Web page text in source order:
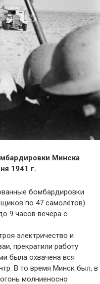
Минска
1941 г.
бомбардировки
по 47 самолётов).
9 часов вечера с
электричество и
прекратили работу
была охвачена вся
В то время Минск был, в
молниеносно